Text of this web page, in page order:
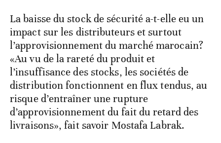
La baisse du stock de sécurité a-t-elle eu un
impact sur les distributeurs et surtout
l’approvisionnement du marché marocain?
«Au vu de la rareté du produit et
l’insuffisance des stocks, les sociétés de
distribution fonctionnent en flux tendus, au
risque d’entraîner une rupture
d’approvisionnement du fait du retard des
livraisons», fait savoir Mostafa Labrak.